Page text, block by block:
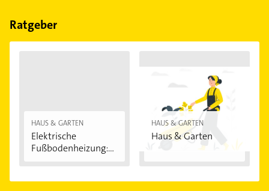
Feiertagen abweichen können.
Ratgeber
HAUS & GARTEN
Elektrische
Fußbodenheizung:
HAUS & GARTEN
Haus & Garten